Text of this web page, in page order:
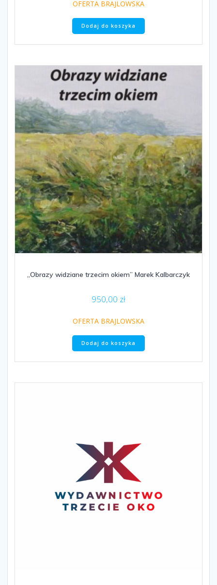
OFERTA BRAJLOWSKA
Dodaj do koszyka
„Obrazy widziane trzecim okiem” Marek Kalbarczyk
950,00 zł
OFERTA BRAJLOWSKA
Dodaj do koszyka